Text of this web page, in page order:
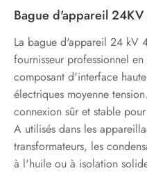
Bague d'appareil
La bague d'appareil 24 kV
fournisseur professionnel
composant d'interface
électriques moyenne
connexion sûr et stable
A utilisés dans les
transformateurs, les
à l'huile ou à isolation